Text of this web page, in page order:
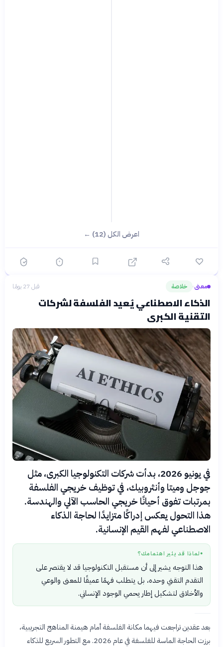
اعرض الكل (12) ←
معنى› خلاصة قبل 27 يومًا
الذكاء الاصطناعي يُعيد الفلسفة لشركات
التقنية الكبرى
في يونيو 2026، بدأت شركات التكنولوجيا الكبرى، مثل
جوجل وميتا وأنثروبيك، في توظيف خريجي الفلسفة
بمرتبات تفوق أحيانًا خريجي الحاسب الآلي والهندسة.
هذا التحول يعكس إدراكًا متزايدًا لحاجة الذكاء
الاصطناعي لفهم القيم الإنسانية.
● لماذا قد يثير اهتمامك؟
هذا التوجه يشير إلى أن مستقبل التكنولوجيا قد لا يقتصر على
التقدم التقني وحده، بل يتطلب فهمًا عميقًا للمعنى والوعي
والأخلاق لتشكيل إطار يحمي الوجود الإنساني.
بعد عقدين تراجعت فيهما مكانة الفلسفة أمام هيمنة المناهج التجريبية،
برزت الحاجة الماسة للفلسفة في عام 2026. مع التطور السريع للذكاء